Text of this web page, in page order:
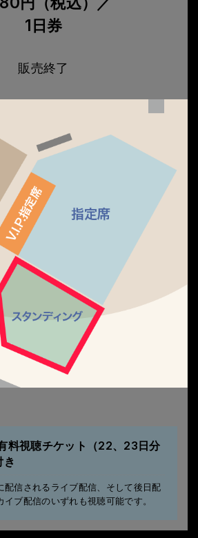
1日券
販売終了
料視聴チケット（22、23日分
配信されるライブ配信、そして後日配
イブ配信のいずれも視聴可能です。